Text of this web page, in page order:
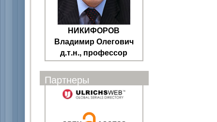
НИКИФОРОВ
Владимир Олегович
д.т.н., профессор
Партнеры